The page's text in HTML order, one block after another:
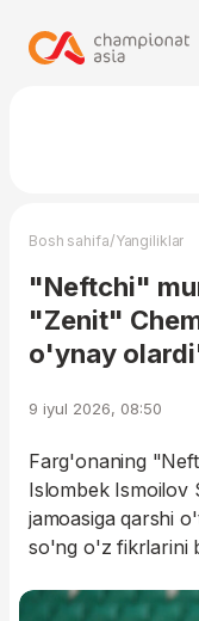
Bosh sahifa/Yangiliklar
"Neftchi"
"Zenit"
o'ynay
9 iyul 2026, 08:50
Farg'onaning
Islombek Ismoilov
jamoasiga qarshi
so'ng o'z fikrlarini